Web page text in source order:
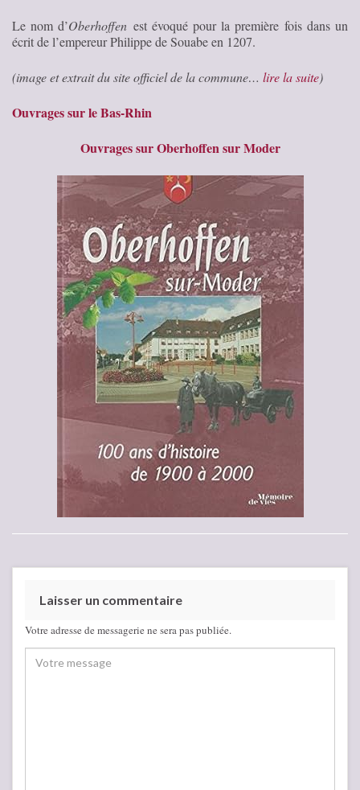
Le nom d’Oberhoffen est évoqué pour la première fois dans un
écrit de l’empereur Philippe de Souabe en 1207.
(image et extrait du site officiel de la commune… lire la suite)
Ouvrages sur le Bas-Rhin
Ouvrages sur Oberhoffen sur Moder
Laisser un commentaire
Votre adresse de messagerie ne sera pas publiée.